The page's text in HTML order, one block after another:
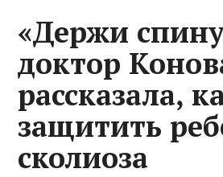
«Держи
доктор
рассказала,
защитить
сколиоза